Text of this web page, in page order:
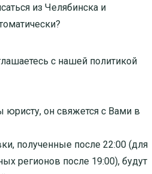
из Челябинска и
с нашей политикой
он свяжется с Вами в
полученные после 22:00 (для
регионов после 19:00), будут